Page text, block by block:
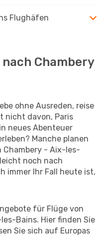
Flughäfen
Chambery
ohne Ausreden, reise
nicht davon, Paris
neues Abenteuer
Manche planen
Chambery - Aix-les-
noch nach
immer Ihr Fall heute ist,
für Flüge von
Bains. Hier finden Sie
Sie sich auf Europas